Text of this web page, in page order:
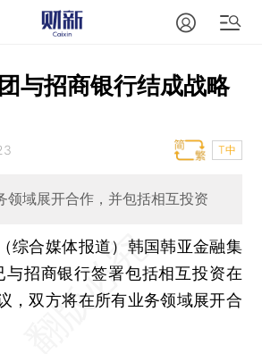
与招商银行结成战略
T中
领域展开合作，并包括相互投资
综合媒体报道） 韩国韩亚金融集
与招商银行签署包括相互投资在
，双方将在所有业务领域展开合